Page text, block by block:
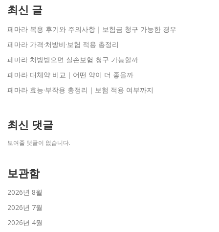
최신 글
페마라 복용 후기와 주의사항｜보험금 청구 가능한 경우
페마라 가격·처방비·보험 적용 총정리
페마라 처방받으면 실손보험 청구 가능할까
페마라 대체약 비교｜어떤 약이 더 좋을까
페마라 효능·부작용 총정리｜보험 적용 여부까지
최신 댓글
보여줄 댓글이 없습니다.
보관함
2026년 8월
2026년 7월
2026년 4월